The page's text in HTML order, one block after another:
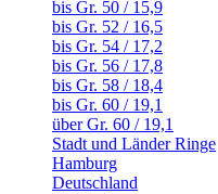
bis Gr. 50 / 15,9
bis Gr. 52 / 16,5
bis Gr. 54 / 17,2
bis Gr. 56 / 17,8
bis Gr. 58 / 18,4
bis Gr. 60 / 19,1
über Gr. 60 / 19,1
Stadt und Länder Ringe
Hamburg
Deutschland